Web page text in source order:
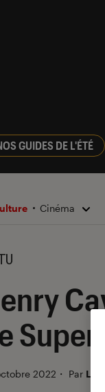
GUIDES DE L'ÉTÉ
Cinéma
2022 ・ Par